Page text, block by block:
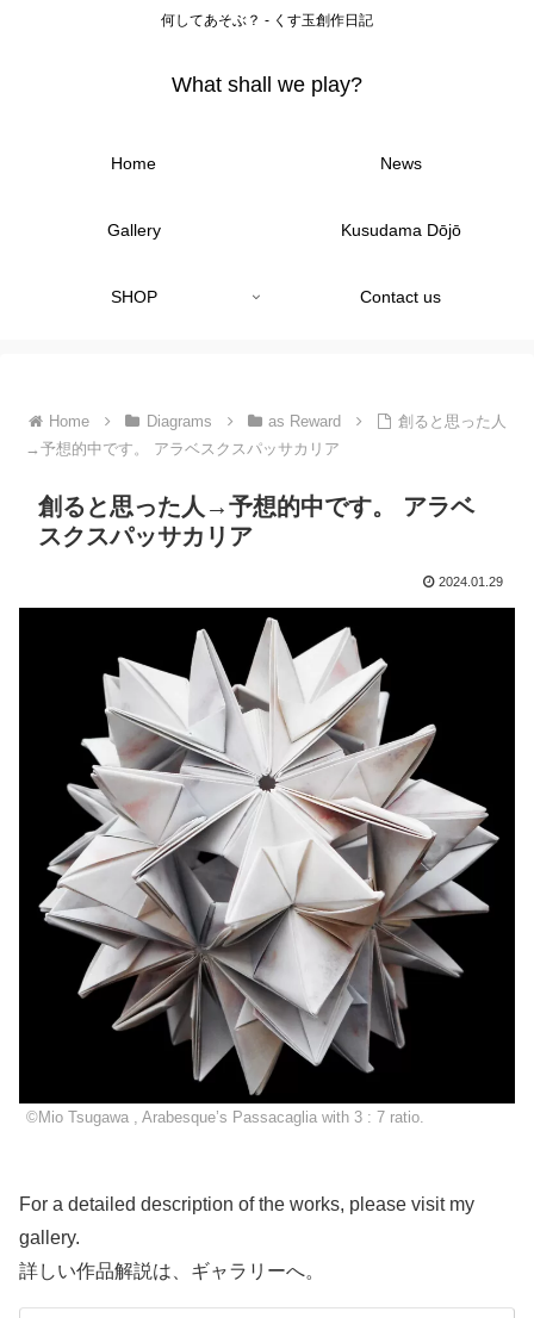
何してあそぶ？ - くす玉創作日記
What shall we play?
Home News
Gallery Kusudama Dōjō
SHOP Contact us
Home Diagrams as Reward
創ると思った人
→予想的中です。 アラベスクスパッサカリア
創ると思った人→予想的中です。 アラベ
スクスパッサカリア
2024.01.29
©Mio Tsugawa , Arabesque’s Passacaglia with 3 : 7 ratio.
For a detailed description of the works, please visit my
gallery.
詳しい作品解説は、ギャラリーへ。